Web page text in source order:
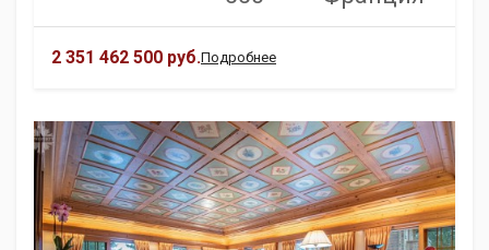
2 351 462 500 руб.Подробнее